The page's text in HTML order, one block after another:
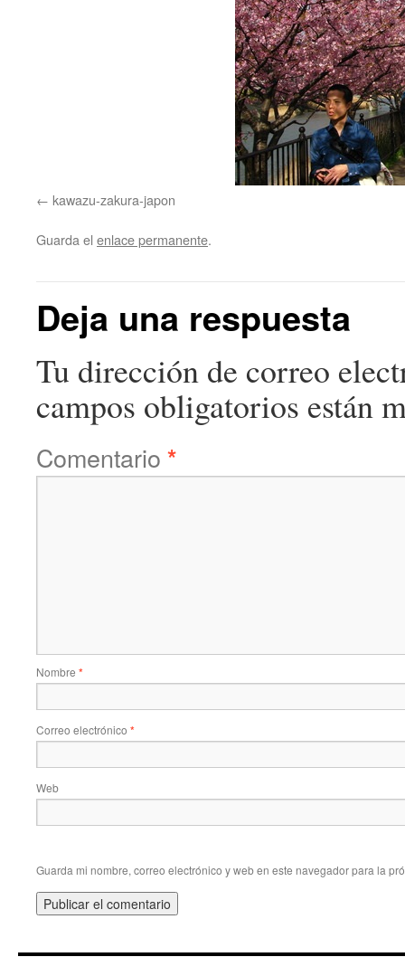
kawazu-zakura-japon
Guarda el enlace permanente.
Deja una respuesta
Tu dirección de correo
campos obligatorios están
Comentario *
Nombre *
Correo electrónico *
Web
Guarda mi nombre, correo electrónico y web en este navegador para la